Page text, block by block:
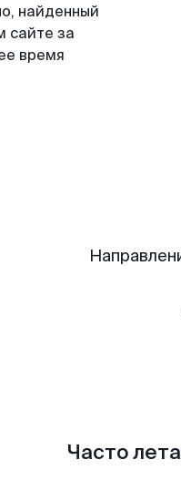
найденный
сайте за
время
Часто